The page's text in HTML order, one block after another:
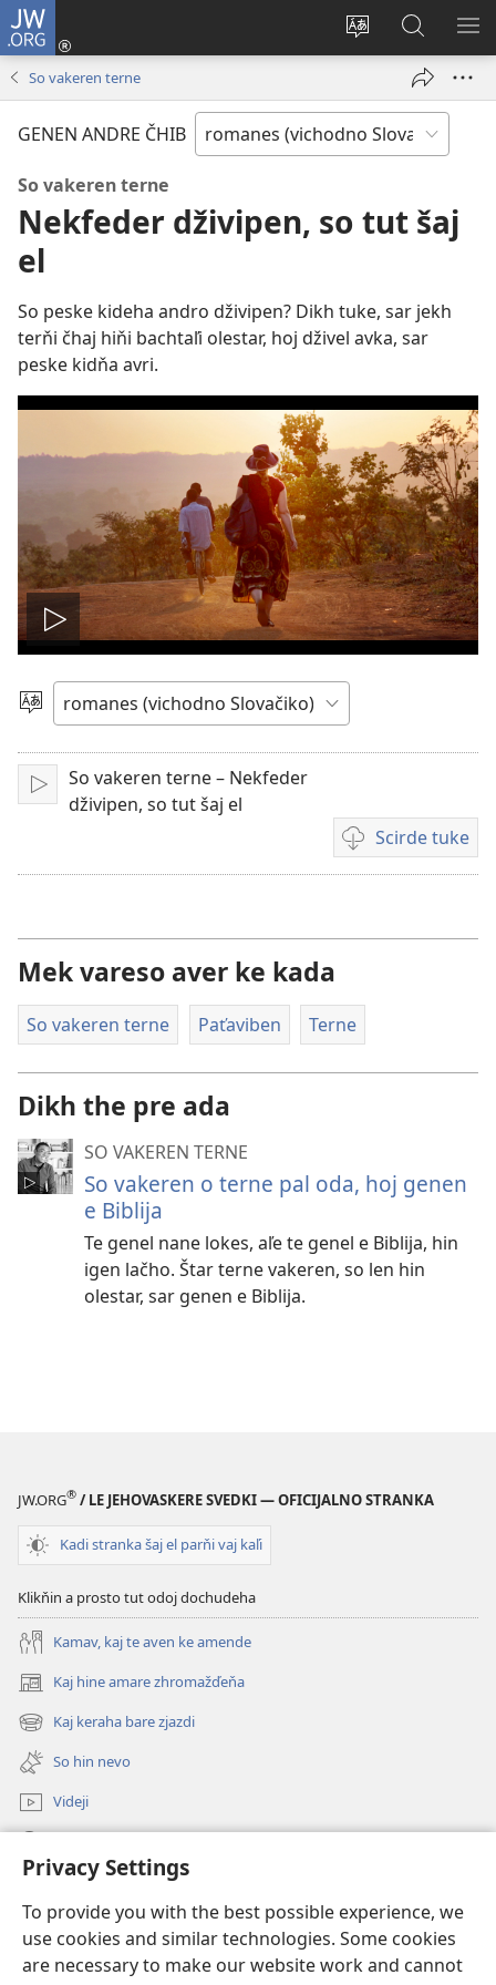
Privacy Settings
To provide you with the best possible experience, we
use cookies and similar technologies. Some cookies
are necessary to make our website work and cannot
JW.ORG
Te
prekerel
Dža
andre
window)
Rode
pro
JW.ORG
So vakeren terne
GENEN ANDRE ČHIB
So vakeren terne
Nekfeder dživipen, so tut šaj
el
So peske kideha andro dživipen? Dikh tuke, sar jekh
terňi čhaj hiňi bachtaľi olestar, hoj dživel avka, sar
peske kidňa avri.
Mukh
videjo
Čhib
Mukh
So vakeren terne – Nekfeder
dživipen, so tut šaj el
Scirde tuke
Šaj
tuke
Mek vareso aver ke kada
So vakeren terne Paťaviben Terne
Dikh the pre ada
SO VAKEREN TERNE
So vakeren o terne pal oda, hoj genen
e Biblija
Te genel nane lokes, aľe te genel e Biblija, hin
igen lačho. Štar terne vakeren, so len hin
olestar, sar genen e Biblija.
JW.ORG® / LE JEHOVASKERE SVEDKI — OFICIJALNO STRANKA
Kadi stranka šaj el parňi vaj kaľi
Klikňin a prosto tut odoj dochudeha
Kamav, kaj te aven ke amende
Kaj hine amare zhromažďeňa
(opens
new
window)
Kaj keraha bare zjazdi
(opens
new
window)
So hin nevo
Videji
(opens
window)ONLINE KŇIŽŇICA - E Stražno veža
(opens